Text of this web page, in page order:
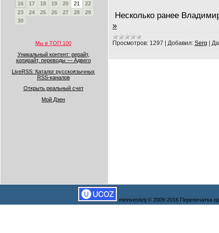
16
17 18 19 20 21
22
23
24 25 26 27 28
29
30
Мы в ТОП 100
Уникальный контент: рерайт,
копирайт, переводы — Адвего
LiveRSS: Каталог русскоязычных
RSS-каналов
Открыть реальный счет
Мой Дзен
Несколько ранее
»
Просмотров: 1297 Добавил: Serg
mirinvestizij © 2009-2016 Перепечатка